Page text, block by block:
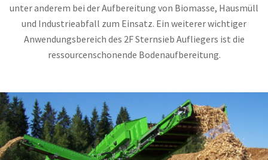
unter anderem bei der Aufbereitung von Biomasse, Hausmüll
und Industrieabfall zum Einsatz. Ein weiterer wichtiger
Anwendungsbereich des 2F Sternsieb Aufliegers ist die
ressourcenschonende Bodenaufbereitung.